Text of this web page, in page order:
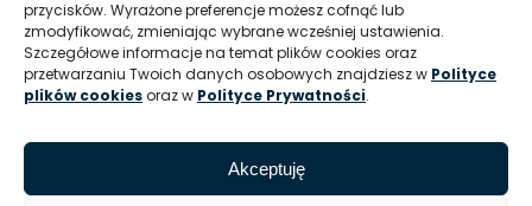
przycisków. Wyrażone preferencje możesz cofnąć lub
zmodyfikować, zmieniając wybrane wcześniej ustawienia.
Szczegółowe informacje na temat plików cookies oraz
przetwarzaniu Twoich danych osobowych znajdziesz w Polityce
plików cookiesoraz w Polityce Prywatności.
Akceptuję
Huta Stalowa Wola S.A. Oddział Autosan w Sanoku
ul. Lipińskiego 109
REGON Oddziału 830005443-00214
T: